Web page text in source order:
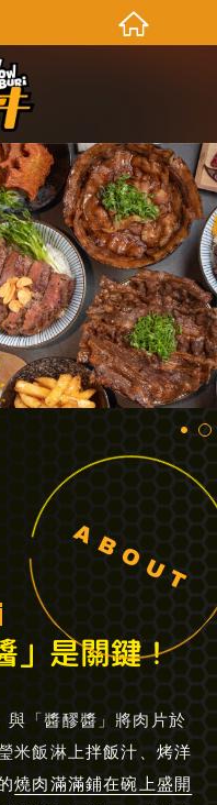
ABOUT
」是關鍵！
與「醬醪醬」將肉片於
米飯淋上拌飯汁、烤洋
燒肉滿滿鋪在碗上盛開